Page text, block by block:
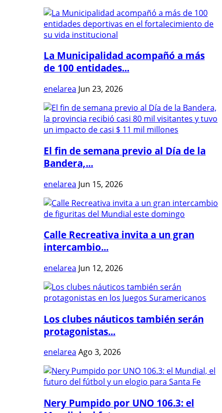
La Municipalidad acompañó a más
de 100 entidades...
enelarea Jun 23, 2026
El fin de semana previo al Día de la
Bandera,...
enelarea Jun 15, 2026
Calle Recreativa invita a un gran
intercambio...
enelarea Jun 12, 2026
Los clubes náuticos también serán
protagonistas...
enelarea Ago 3, 2026
Nery Pumpido por UNO 106.3: el